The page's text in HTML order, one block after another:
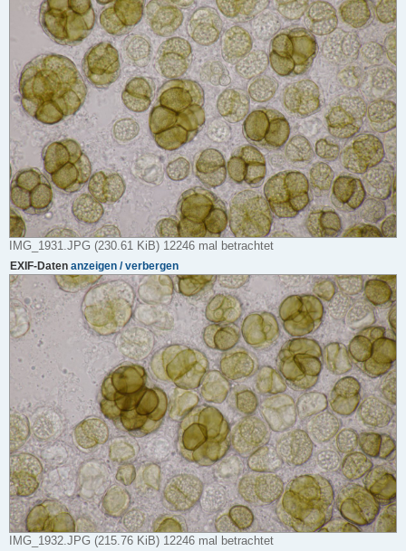
IMG_1931.JPG (230.61 KiB) 12246 mal betrachtet
EXIF-Daten anzeigen / verbergen
IMG_1932.JPG (215.76 KiB) 12246 mal betrachtet